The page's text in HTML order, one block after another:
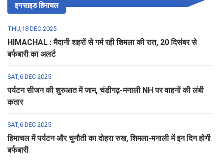
इनसाइड हिमाचल
THU,18 DEC 2025
HIMACHAL : मैदानी शहरों से गर्म रही शिमला की रात, 20 दिसंबर से
बर्फबारी का अलर्ट
SAT,6 DEC 2025
पर्यटन सीजन की शुरुआत में जाम, चंडीगढ़-मनाली NH पर वाहनों की लंबी
कतार
SAT,6 DEC 2025
हिमाचल में पर्यटन और चुनौती का दोहरा रुख, शिमला-मनाली में इन दिन होगी
बर्फबारी